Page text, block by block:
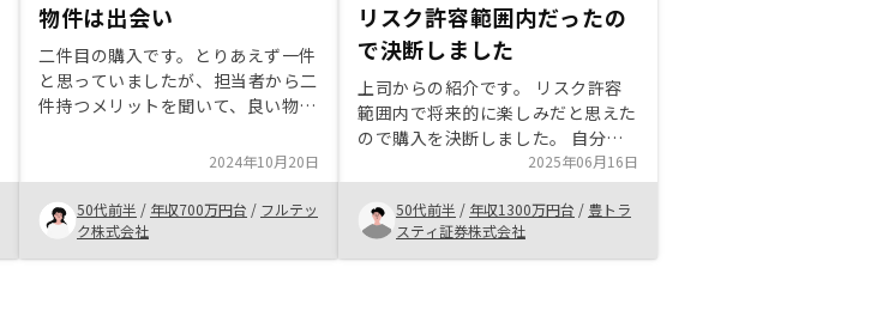
物件は出会い
二件目の購入です。とりあえず一件
と思っていましたが、担当者から二
件持つメリットを聞いて、良い物件
した。が、すぐ良い物件が出てきた
ので購入しました。 リノシーの資
料は他社よりもとても見やすく解り
やすかったです。1️⃣購入後の招待
食事会が東京だけ。地方でも行って
2024年10月20日
50代前半 / 年収700万円台 / フルテッ
ク株式会社
リスク許容範囲内だったの
で決断しました
上司からの紹介です。 リスク許容
範囲内で将来的に楽しみだと思えた
ので購入を決断しました。 自分の
知らないエリアを丁寧に紹介してい
ただき、助かりました。 回りにも
興味を持ってる同僚がいるので、ど
んどんと紹介したいと思います。
2025年06月16日
50代前半 / 年収1300万円台 / 豊トラ
スティ証券株式会社